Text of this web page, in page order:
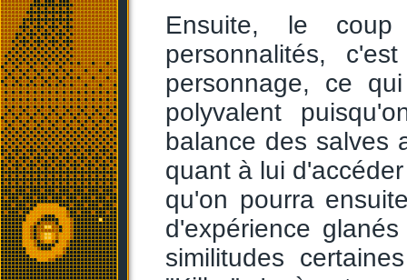
Ensuite, le
personnalités,
personnage, ce
polyvalent
balance des salves
quant à lui
qu'on pourra
d'expérience
similitudes